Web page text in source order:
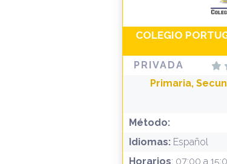
COLEGIO
PRIVADA
Primaria,
Método:
Idiomas: Español
Horarios: 07:00 a